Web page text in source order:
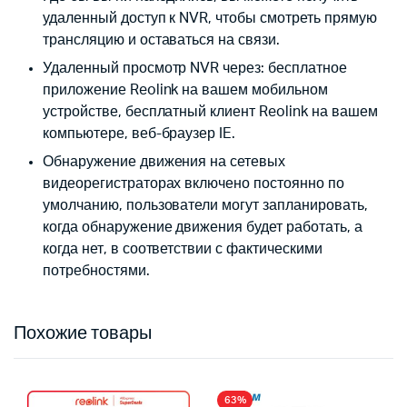
удаленный доступ к NVR, чтобы смотреть прямую
трансляцию и оставаться на связи.
Удаленный просмотр NVR через: бесплатное
приложение Reolink на вашем мобильном
устройстве, бесплатный клиент Reolink на вашем
компьютере, веб-браузер IE.
Обнаружение движения на сетевых
видеорегистраторах включено постоянно по
умолчанию, пользователи могут запланировать,
когда обнаружение движения будет работать, а
когда нет, в соответствии с фактическими
потребностями.
Похожие товары
63%